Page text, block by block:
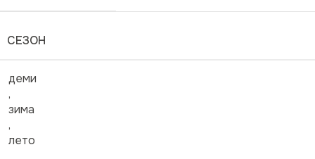
СЕЗОН
деми
,
зима
,
лето